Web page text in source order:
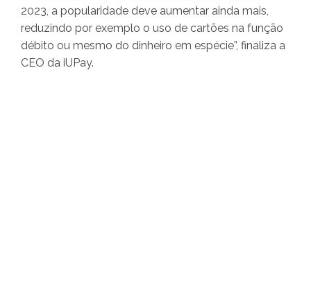
2023, a popularidade deve aumentar ainda mais,
reduzindo por exemplo o uso de cartões na função
débito ou mesmo do dinheiro em espécie”, finaliza a
CEO da iUPay.